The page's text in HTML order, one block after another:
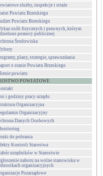
służby, inspekcje i straże
Powiatu Brzeskiego
Powiatu Brzeskiego
osób fizycznych i prawnych, którym
pomocy publicznej
Środowiska
plany, strategie, sprawozdania
o stanie Powiatu Brzeskiego
powiatu
POWIATOWE
i godziny pracy urzędu
Organizacyjna
Organizacyjny
Danych Osobowych
do pobrania
Kontroli Starostwa
urzędników w Starostwie
naboru na wolne stanowiska w
organizacyjnych
Pozarządowe